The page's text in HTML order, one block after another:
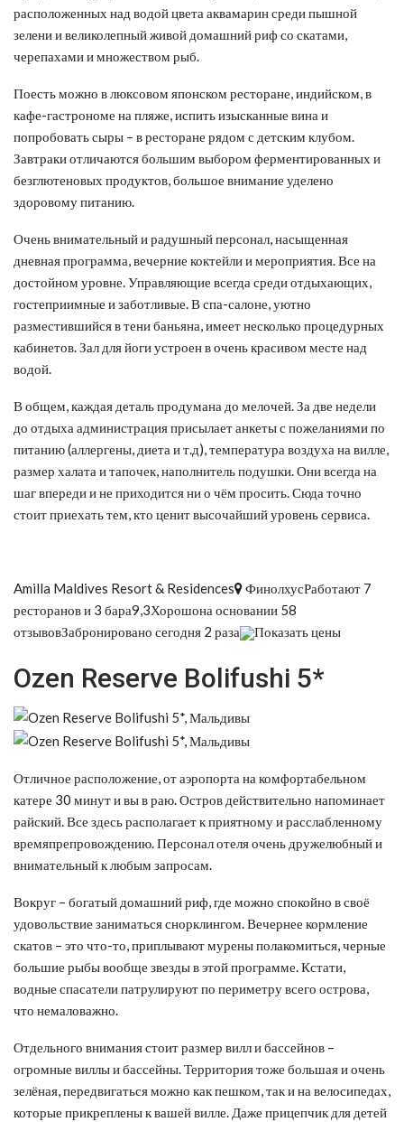
расположенных над водой цвета аквамарин среди пышной
зелени и великолепный живой домашний риф со скатами,
черепахами и множеством рыб.
Поесть можно в люксовом японском ресторане, индийском, в
кафе-гастрономе на пляже, испить изысканные вина и
попробовать сыры – в ресторане рядом с детским клубом.
Завтраки отличаются большим выбором ферментированных и
безглютеновых продуктов, большое внимание уделено
здоровому питанию.
Очень внимательный и радушный персонал, насыщенная
дневная программа, вечерние коктейли и мероприятия. Все на
достойном уровне. Управляющие всегда среди отдыхающих,
гостеприимные и заботливые. В спа-салоне, уютно
разместившийся в тени баньяна, имеет несколько процедурных
кабинетов. Зал для йоги устроен в очень красивом месте над
водой.
В общем, каждая деталь продумана до мелочей. За две недели
до отдыха администрация присылает анкеты с пожеланиями по
питанию (аллергены, диета и т.д), температура воздуха на вилле,
размер халата и тапочек, наполнитель подушки. Они всегда на
шаг впереди и не приходится ни о чём просить. Сюда точно
стоит приехать тем, кто ценит высочайший уровень сервиса.
Amilla Maldives Resort & Residences
ФинолхусРаботают 7
ресторанов и 3 бара9,3Хорошона основании 58
отзывовЗабронировано сегодня 2 раза
Показать цены
Ozen Reserve Bolifushi 5*
Отличное расположение, от аэропорта на комфортабельном
катере 30 минут и вы в раю. Остров действительно напоминает
райский. Все здесь располагает к приятному и расслабленному
времяпрепровождению. Персонал отеля очень дружелюбный и
внимательный к любым запросам.
Вокруг – богатый домашний риф, где можно спокойно в своё
удовольствие заниматься снорклингом. Вечернее кормление
скатов – это что-то, приплывают мурены полакомиться, черные
большие рыбы вообще звезды в этой программе. Кстати,
водные спасатели патрулируют по периметру всего острова,
что немаловажно.
Отдельного внимания стоит размер вилл и бассейнов –
огромные виллы и бассейны. Территория тоже большая и очень
зелёная, передвигаться можно как пешком, так и на велосипедах,
которые прикреплены к вашей вилле. Даже прицепчик для детей